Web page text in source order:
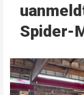
Spider-